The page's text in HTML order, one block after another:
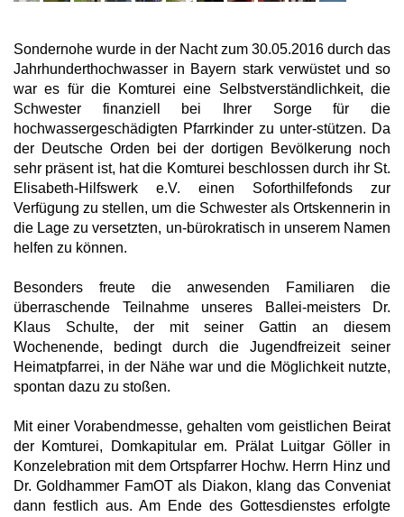
Sondernohe wurde in der Nacht zum 30.05.2016 durch das
Jahrhunderthochwasser in Bayern stark verwüstet und so
war es für die Komturei eine Selbstverständlichkeit, die
Schwester finanziell bei Ihrer Sorge für die
hochwassergeschädigten Pfarrkinder zu unter-stützen. Da
der Deutsche Orden bei der dortigen Bevölkerung noch
sehr präsent ist, hat die Komturei beschlossen durch ihr St.
Elisabeth-Hilfswerk e.V. einen Soforthilfefonds zur
Verfügung zu stellen, um die Schwester als Ortskennerin in
die Lage zu versetzten, un-bürokratisch in unserem Namen
helfen zu können.
Besonders freute die anwesenden Familiaren die
überraschende Teilnahme unseres Ballei-meisters Dr.
Klaus Schulte, der mit seiner Gattin an diesem
Wochenende, bedingt durch die Jugendfreizeit seiner
Heimatpfarrei, in der Nähe war und die Möglichkeit nutzte,
spontan dazu zu stoßen.
Mit einer Vorabendmesse, gehalten vom geistlichen Beirat
der Komturei, Domkapitular em. Prälat Luitgar Göller in
Konzelebration mit dem Ortspfarrer Hochw. Herrn Hinz und
Dr. Goldhammer FamOT als Diakon, klang das Conveniat
dann festlich aus. Am Ende des Gottesdienstes erfolgte